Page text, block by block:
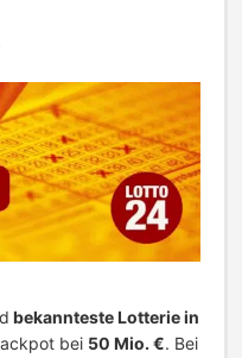
bekannteste Lotterie in
bei 50 Mio. €. Bei